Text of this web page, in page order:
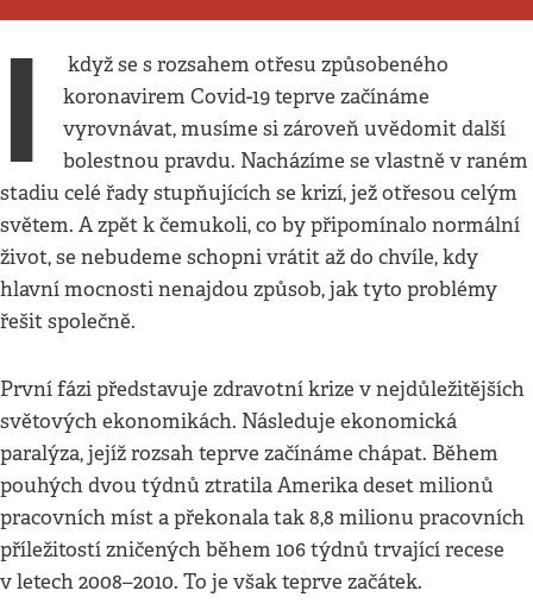
I
když se s rozsahem otřesu způsobeného
koronavirem Covid-19 teprve začínáme
vyrovnávat, musíme si zároveň uvědomit další
bolestnou pravdu. Nacházíme se vlastně v raném
stadiu celé řady stupňujících se krizí, jež otřesou celým
světem. A zpět k čemukoli, co by připomínalo normální
život, se nebudeme schopni vrátit až do chvíle, kdy
hlavní mocnosti nenajdou způsob, jak tyto problémy
řešit společně.
První fázi představuje zdravotní krize v nejdůležitějších
světových ekonomikách. Následuje ekonomická
paralýza, jejíž rozsah teprve začínáme chápat. Během
pouhých dvou týdnů ztratila Amerika deset milionů
pracovních míst a překonala tak 8,8 milionu pracovních
příležitostí zničených během 106 týdnů trvající recese
v letech 2008–2010. To je však teprve začátek.